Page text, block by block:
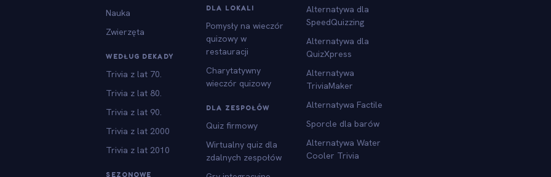
Nauka
Zwierzęta
WEDŁUG DEKADY
Trivia z lat 70.
Trivia z lat 80.
Trivia z lat 90.
Trivia z lat 2000
Trivia z lat 2010
SEZONOWE
DLA LOKALI
Pomysły na wieczór
quizowy w
restauracji
Charytatywny
wieczór quizowy
DLA ZESPOŁÓW
Quiz firmowy
Wirtualny quiz dla
zdalnych zespołów
Alternatywa dla
SpeedQuizzing
Alternatywa dla
QuizXpress
Alternatywa
TriviaMaker
Alternatywa Factile
Sporcle dla barów
Alternatywa Water
Cooler Trivia